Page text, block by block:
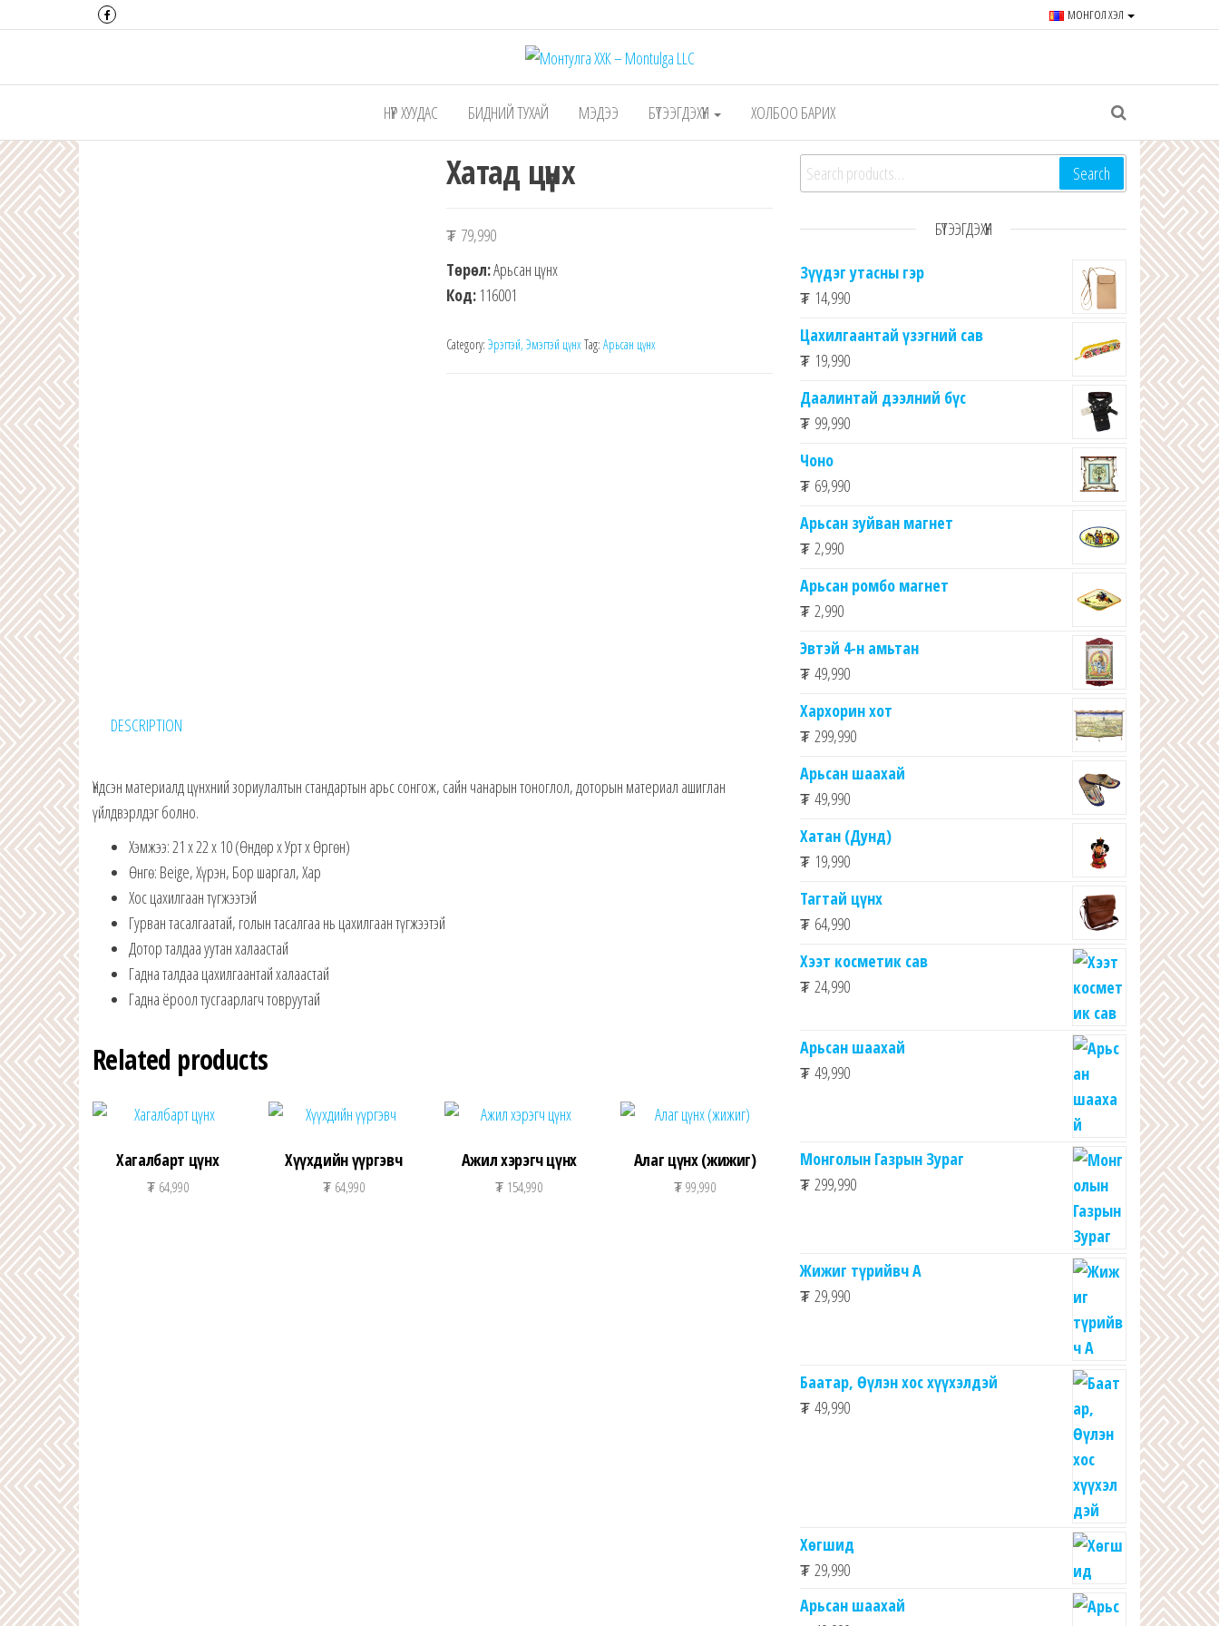
МОНГОЛ ХЭЛ
Монтулга ХХК – Montulga LLC
Mongolian leading manufacturer of leather souvenirs and goods since
НҮҮР ХУУДАС БИДНИЙ ТУХАЙ МЭДЭЭ БҮТЭЭГДЭХҮҮН ХОЛБОО БАРИХ
Хатад цүнх
₮ 79,990
Төрөл:Арьсан цүнх
Код: 116001
Category: Эрэгтэй, Эмэгтэй цүнхTag: Арьсан цүнх
DESCRIPTION
Үндсэн материалд цүнхний зориулалтын стандартын арьс сонгож, сайн чанарын тоноглол, доторын материал ашиглан
үйлдвэрлдэг болно.
Хэмжээ: 21 x 22 x 10 (Өндөр x Урт x Өргөн)
Өнгө: Beige, Хүрэн, Бор шаргал, Хар
Хос цахилгаан түгжээтэй
Гурван тасалгаатай, голын тасалгаа нь цахилгаан түгжээтэй
Дотор талдаа уутан халаастай
Гадна талдаа цахилгаантай халаастай
Гадна ёроол тусгаарлагч товруутай
Related products
Хагалбарт цүнх
₮64,990
Хүүхдийн үүргэвч
₮64,990
Ажил хэрэгч цүнх
₮ 154,990
Алаг цүнх (жижиг)
₮99,990
Search for: Search
БҮТЭЭГДЭХҮҮН
Зүүдэг утасны гэр
₮ 14,990
Цахилгаантай үзэгний сав
₮ 19,990
Даалинтай дээлний бүс
₮ 99,990
Чоно
₮ 69,990
Арьсан зуйван магнет
₮ 2,990
Арьсан ромбо магнет
₮ 2,990
Эвтэй 4-н амьтан
₮ 49,990
Хархорин хот
₮ 299,990
Арьсан шаахай
₮ 49,990
Хатан (Дунд)
₮ 19,990
Тагтай цүнх
₮ 64,990
Хээт косметик сав
₮ 24,990
Арьсан шаахай
₮ 49,990
Монголын Газрын Зураг
₮ 299,990
Жижиг түрийвч А
₮ 29,990
Баатар, Өүлэн хос хүүхэлдэй
₮ 49,990
Хөгшид
₮ 29,990
Арьсан шаахай